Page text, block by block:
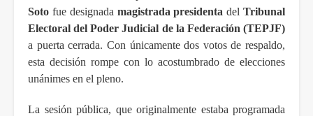
Soto fue designada magistrada presidenta delTribunal
Electoral del Poder Judicial de la Federación (TEPJF)
a puerta cerrada. Con únicamente dos votos de respaldo,
esta decisión rompe con lo acostumbrado de elecciones
unánimes en el pleno.
La sesión pública, que originalmente estaba programada